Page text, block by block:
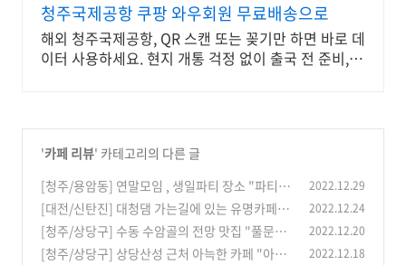
청주국제공항 쿠팡 와우회원 무료배송으로
해외 청주국제공항, QR 스캔 또는 꽂기만 하면 바로 데
이터 사용하세요. 현지 개통 걱정 없이 출국 전 준비,
'카페 리뷰' 카테고리의 다른 글
[청주/용암동] 연말모임 , 생일파티 장소 "파티
킹" (1)
2022.12.29
[대전/신탄진] 대청댐 가는길에 있는 유명카페
"두두당" (0)
2022.12.24
[청주/상당구] 수동 수암골의 전망 맛집 "풀문" (f
eat.치즈빙수가 유명한)
(0)
2022.12.20
[청주/상당구] 상당산성 근처 아늑한 카페 "아우
2022.12.18